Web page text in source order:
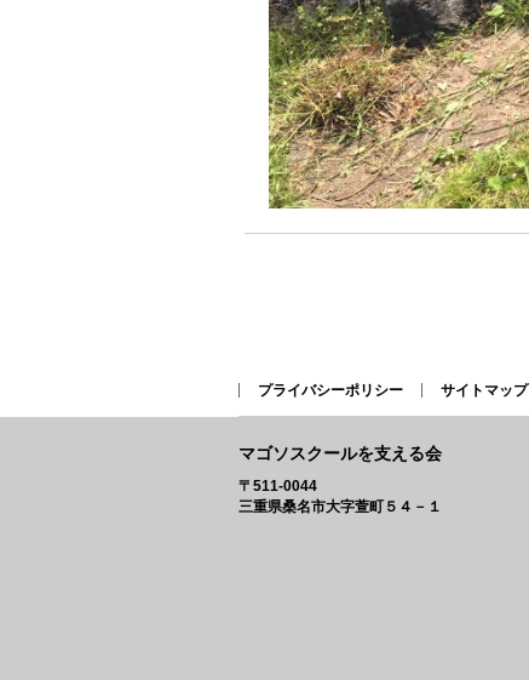
プライバシーポリシー サイトマップ
マゴソスクールを支える会
〒511-0044
三重県桑名市大字萱町５４－１